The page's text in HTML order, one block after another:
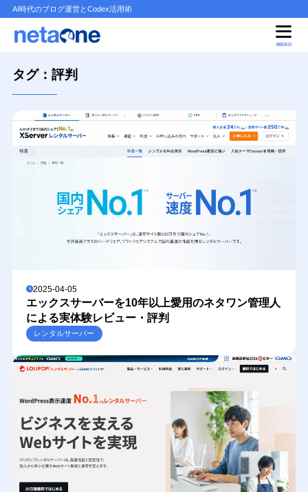
AI時代のブログ運営とCodex活用術
MENU
タグ：評判
2025-04-05
エックスサーバーを10年以上愛用のネタワン管理人
による実体験レビュー・評判
レンタルサーバー